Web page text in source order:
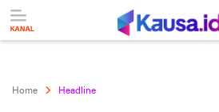
Home Headline